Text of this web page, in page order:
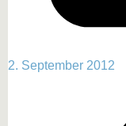
2. September 2012